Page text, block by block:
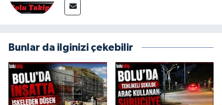
Bunlar da ilginizi çekebilir